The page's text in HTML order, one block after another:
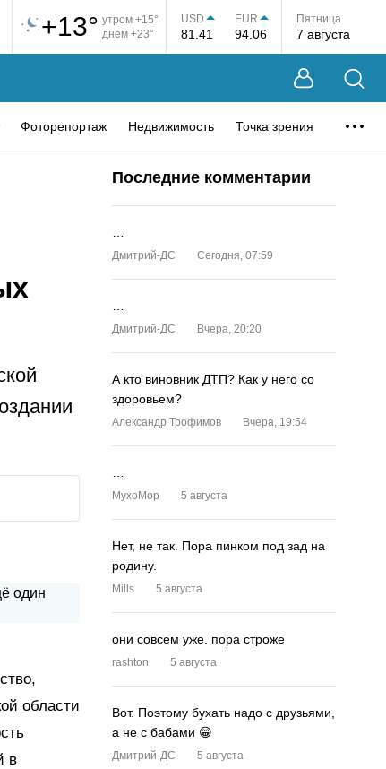
+13° утром +15°
днем +23°
USD
81.41
EUR
94.06
Пятница
7 августа
Фоторепортаж Недвижимость Точка зрения
области
в
Последние комментарии
Дмитрий-ДС Сегодня, 07:59
Дмитрий-ДС Вчера, 20:20
А кто виновник ДТП? Как у него со
здоровьем?
Александр Трофимов Вчера, 19:54
MyxoMop 5 августа
Нет, не так. Пора пинком под зад на
родину.
Mills 5 августа
они совсем уже. пора строже
rashton 5 августа
Вот. Поэтому бухать надо с друзьями,
а не с бабами 😁
Дмитрий-ДС 5 августа